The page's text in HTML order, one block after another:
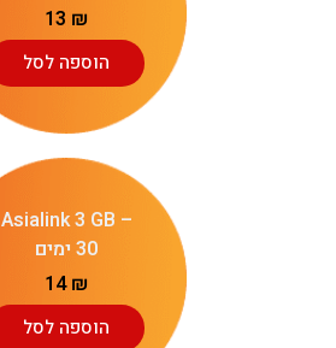
13 ₪
הוספה לסל
Asialink 3 GB –
30 ימים
14₪
הוספה לסל